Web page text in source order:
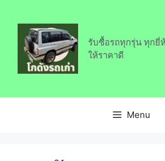
content
รับซื้อรถทุกรุ่น ทุกยี่
ให้ราคาดี
Menu